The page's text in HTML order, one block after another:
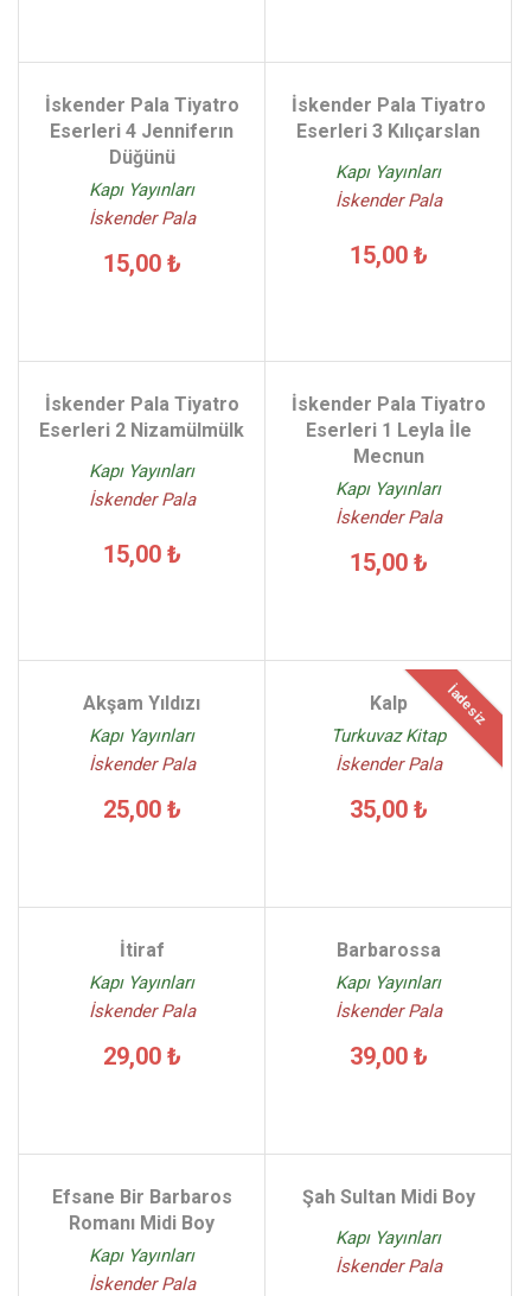
İskender Pala Tiyatro
Eserleri 4 Jenniferın
Düğünü
Kapı Yayınları
İskender Pala
15,00 ₺
İskender Pala Tiyatro
Eserleri 3 Kılıçarslan
Kapı Yayınları
İskender Pala
15,00 ₺
İskender Pala Tiyatro
Eserleri 2 Nizamülmülk
Kapı Yayınları
İskender Pala
15,00 ₺
İskender Pala Tiyatro
Eserleri 1 Leyla İle
Mecnun
Kapı Yayınları
İskender Pala
15,00 ₺
Akşam Yıldızı
Kapı Yayınları
İskender Pala
25,00 ₺
İadesiz
Kalp
Turkuvaz Kitap
İskender Pala
35,00 ₺
İtiraf
Kapı Yayınları
İskender Pala
29,00 ₺
Barbarossa
Kapı Yayınları
İskender Pala
39,00 ₺
Efsane Bir Barbaros
Romanı Midi Boy
Kapı Yayınları
İskender Pala
Şah Sultan Midi Boy
Kapı Yayınları
İskender Pala